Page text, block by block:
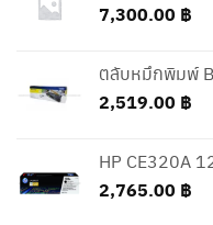
7,300.00 ฿
ตลับหมึกพิมพ์
2,519.00 ฿
HP CE320A
2,765.00 ฿